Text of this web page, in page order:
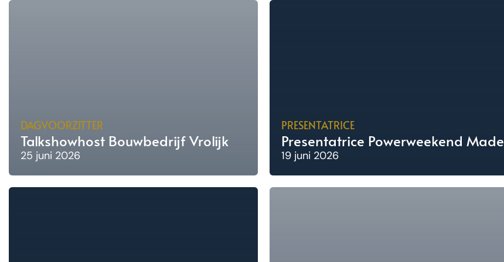
DAGVOORZITTER
Talkshowhost Bouwbedrijf Vrolijk
25 juni 2026
PRESENTATRICE
Presentatrice Powerweekend Made
19 juni 2026